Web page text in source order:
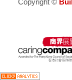
Copyright ©